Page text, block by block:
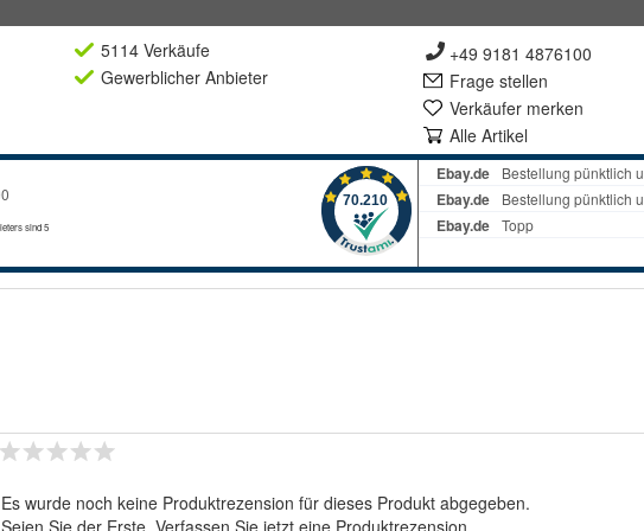
5114 Verkäufe
Gewerblicher Anbieter
+49 9181 4876100
Frage stellen
Verkäufer merken
Alle Artikel
Es wurde noch keine Produktrezension für dieses Produkt abgegeben.
Seien Sie der Erste. Verfassen Sie jetzt eine Produktrezension